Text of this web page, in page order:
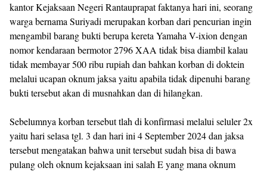
kantor Kejaksaan Negeri Rantauprapat faktanya hari ini, seorang
warga bernama Suriyadi merupakan korban dari pencurian ingin
mengambil barang bukti berupa kereta Yamaha V-ixion dengan
nomor kendaraan bermotor 2796 XAA tidak bisa diambil kalau
tidak membayar 500 ribu rupiah dan bahkan korban di doktein
melalui ucapan oknum jaksa yaitu apabila tidak dipenuhi barang
bukti tersebut akan di musnahkan dan di hilangkan.
Sebelumnya korban tersebut tlah di konfirmasi melalui seluler 2x
yaitu hari selasa tgl. 3 dan hari ini 4 September 2024 dan jaksa
tersebut mengatakan bahwa unit tersebut sudah bisa di bawa
pulang oleh oknum kejaksaan ini salah E yang mana oknum